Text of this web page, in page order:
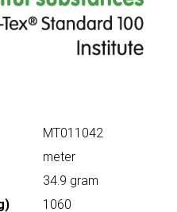
MT011042
meter
34.9 gram
1060